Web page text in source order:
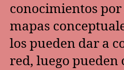
conocimientos
mapas
los pueden dar a
red, luego pueden